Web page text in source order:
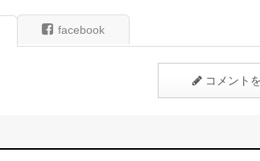
facebook
コメント